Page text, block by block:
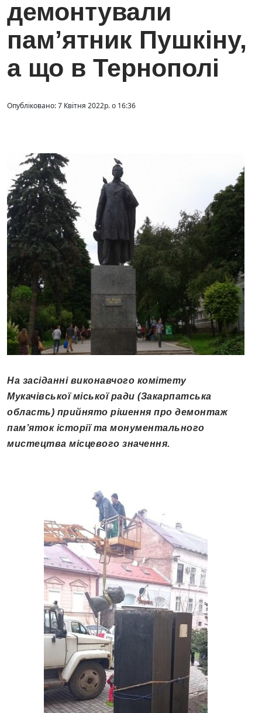
демонтували
пам’ятник Пушкіну,
а що в Тернополі
Опубліковано: 7 Квітня 2022р. о 16:36
На засіданні виконавчого комітету
Мукачівської міської ради (Закарпатська
область) прийнято рішення про демонтаж
пам’яток історії та монументального
мистецтва місцевого значення.